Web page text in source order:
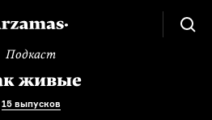
Подкаст
живые
15 выпусков